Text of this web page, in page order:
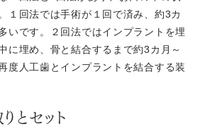
１回法では手術が１回で済み、約3カ
いです。２回法ではインプラントを埋
に埋め、骨と結合するまで約3カ月～
度人工歯とインプラントを結合する装
とセット